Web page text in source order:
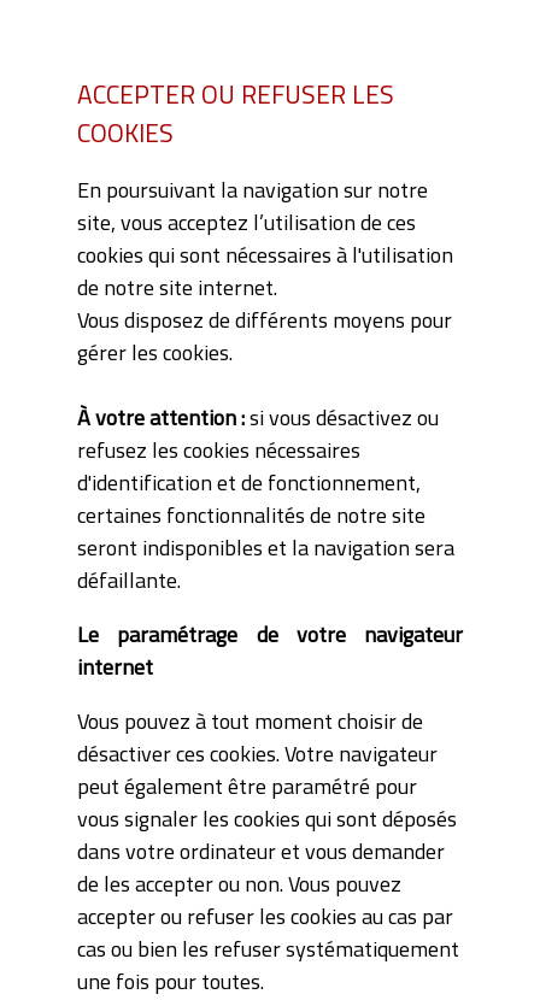
ACCEPTER OU REFUSER LES
COOKIES
En poursuivant la navigation sur notre
site, vous acceptez l’utilisation de ces
cookies qui sont nécessaires à l'utilisation
de notre site internet.
Vous disposez de différents moyens pour
gérer les cookies.
À votre attention :si vous désactivez ou
refusez les cookies nécessaires
d'identification et de fonctionnement,
certaines fonctionnalités de notre site
seront indisponibles et la navigation sera
défaillante.
Le paramétrage de votre navigateur
internet
Vous pouvez à tout moment choisir de
désactiver ces cookies. Votre navigateur
peut également être paramétré pour
vous signaler les cookies qui sont déposés
dans votre ordinateur et vous demander
de les accepter ou non. Vous pouvez
accepter ou refuser les cookies au cas par
cas ou bien les refuser systématiquement
une fois pour toutes.